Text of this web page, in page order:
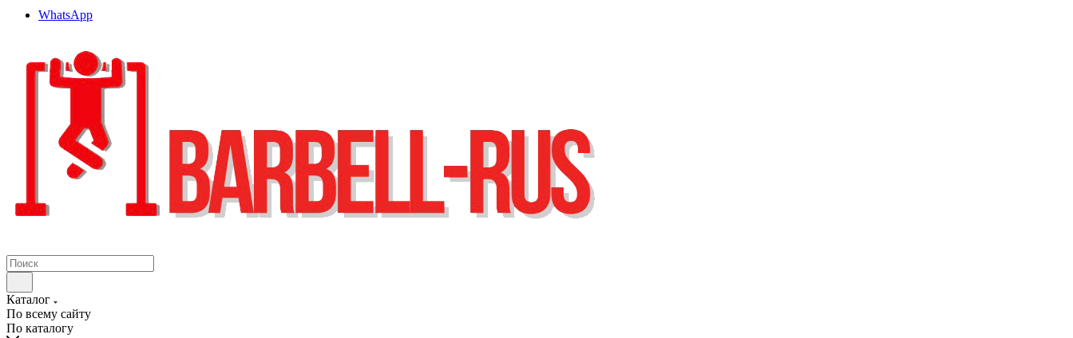
WhatsApp
Каталог
По всему сайту
По каталогу